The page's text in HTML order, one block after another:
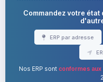
Commandez votre
ERP par adresse
Nos ERP sont conformes